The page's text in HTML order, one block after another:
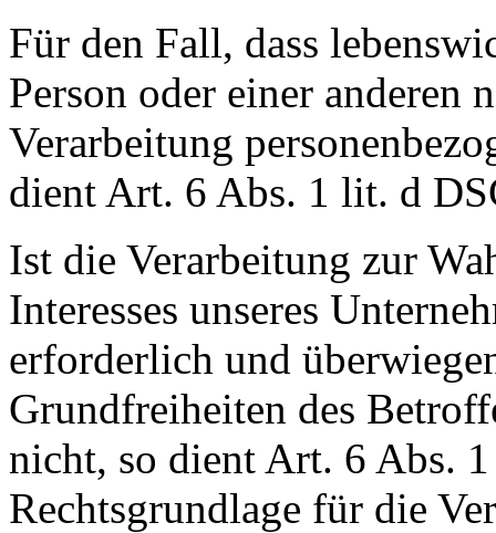
Für den Fall, dass
Person oder einer anderen
Verarbeitung
dient Art. 6 Abs. 1 lit. d
Ist die Verarbeitung zur
Interesses unseres
erforderlich und
Grundfreiheiten des
nicht, so dient Art. 6 Abs.
Rechtsgrundlage für die